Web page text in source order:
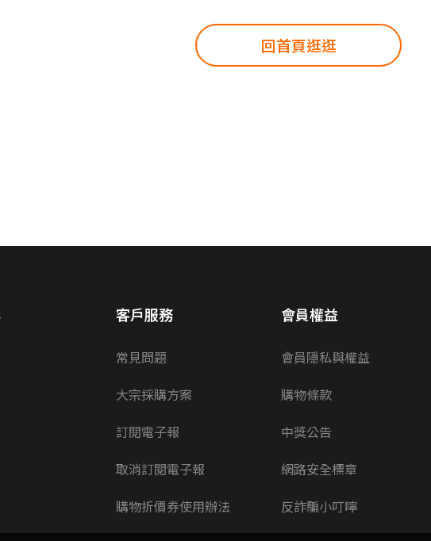
回首頁逛逛
客戶服務
常見問題
大宗採購方案
訂閱電子報
取消訂閱電子報
購物折價券使用辦法
會員權益
會員隱私與權益
購物條款
中獎公告
網路安全標章
反詐騙小叮嚀